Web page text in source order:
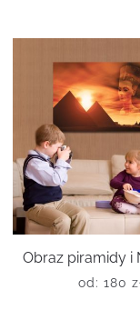
Obraz piramidy i
od: 180